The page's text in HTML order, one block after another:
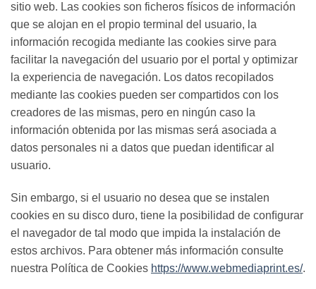
sitio web. Las cookies son ficheros físicos de información
que se alojan en el propio terminal del usuario, la
información recogida mediante las cookies sirve para
facilitar la navegación del usuario por el portal y optimizar
la experiencia de navegación. Los datos recopilados
mediante las cookies pueden ser compartidos con los
creadores de las mismas, pero en ningún caso la
información obtenida por las mismas será asociada a
datos personales ni a datos que puedan identificar al
usuario.
Sin embargo, si el usuario no desea que se instalen
cookies en su disco duro, tiene la posibilidad de conﬁgurar
el navegador de tal modo que impida la instalación de
estos archivos. Para obtener más información consulte
nuestra Política de Cookies https://www.webmediaprint.es/.